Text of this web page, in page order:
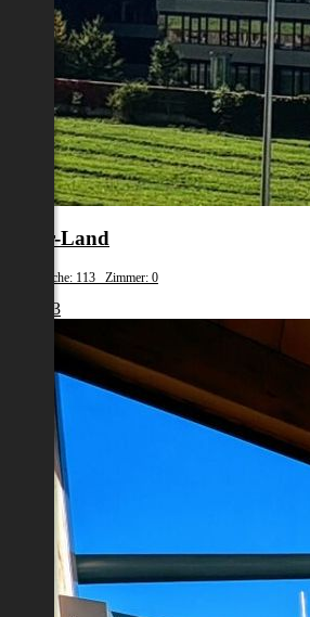
Steyr-Land
Wohnfläche: 113 Zimmer: 0
€ 1.243